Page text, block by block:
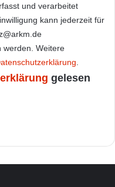
und verarbeitet
kann jederzeit für
werden. Weitere
gelesen